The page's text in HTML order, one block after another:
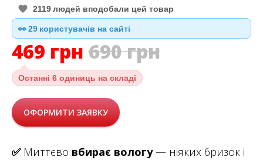
2119 людей вподобали цей товар
👀28 користувачів на сайті
469 грн 690грн
Останні 6 одиниць на складі
ОФОРМИТИ ЗАЯВКУ
✅Миттєво вбирає вологу— ніяких бризок і